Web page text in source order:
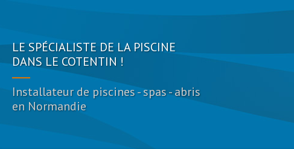
LE SPÉCIALISTE DE LA PISCINE
DANS LE COTENTIN !
Installateur de piscines - spas - abris
en Normandie